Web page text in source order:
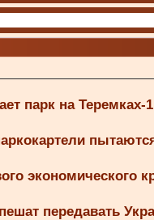
парк на Теремках-
экономического
передавать